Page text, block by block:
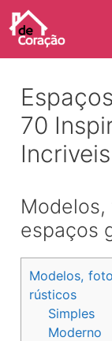
Pular
para
70
espaços
Modelos,
rústicos
Simples
Moderno